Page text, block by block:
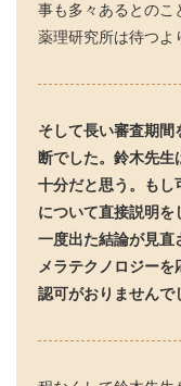
事も多々あるとのこ
薬理研究所は待つよ
そして長い審査期間
断でした。鈴木先
十分だと思う。もし
について直接説明を
一度出た結論が見直
メラテクノロジー
認可がおりませんで